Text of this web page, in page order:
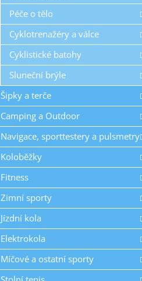
Péče o tělo
Cyklotrenažéry a válce
Cyklistické batohy
Sluneční brýle
Šipky a terče
Camping a Outdoor
Navigace, sporttestery a pulsmetry
Koloběžky
Fitness
Zimní sporty
Jízdní kola
Elektrokola
Míčové a ostatní sporty